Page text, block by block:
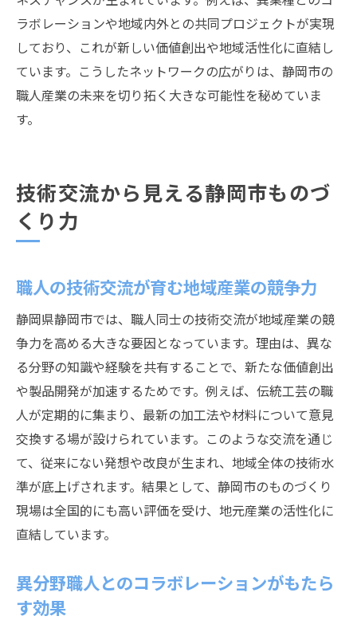
ラボレーションや地域内外との共同プロジェクトが実現
しており、これが新しい価値創出や地域活性化に直結し
ています。こうしたネットワークの広がりは、静岡市の
職人産業の未来を切り拓く大きな可能性を秘めていま
す。
技術交流から見える静岡市ものづ
くり力
職人の技術交流が育む地域産業の競争力
静岡県静岡市では、職人同士の技術交流が地域産業の競
争力を高める大きな要因となっています。理由は、異な
る分野の知識や経験を共有することで、新たな価値創出
や製品開発が加速するためです。例えば、伝統工芸の職
人が定期的に集まり、最新の加工法や材料について意見
交換する場が設けられています。このような交流を通じ
て、従来にない発想や改良が生まれ、地域全体の技術水
準が底上げされます。結果として、静岡市のものづくり
現場は全国的にも高い評価を受け、地元産業の活性化に
直結しています。
異分野職人とのコラボレーションがもたら
す効果